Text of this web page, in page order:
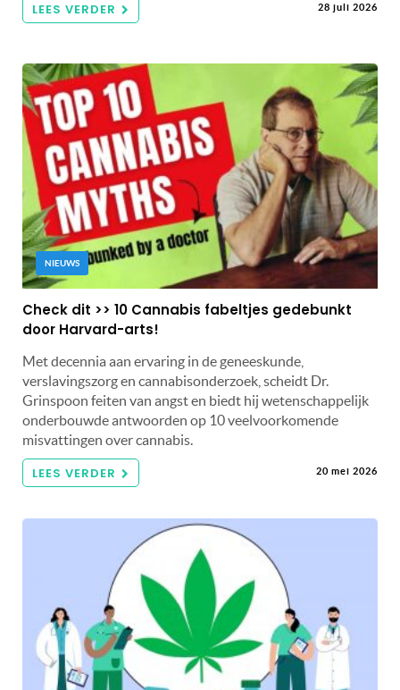
LEES VERDER 28 juli 2026
NIEUWS
Check dit >> 10 Cannabis fabeltjes gedebunkt
door Harvard-arts!
Met decennia aan ervaring in de geneeskunde,
verslavingszorg en cannabisonderzoek, scheidt Dr.
Grinspoon feiten van angst en biedt hij wetenschappelijk
onderbouwde antwoorden op 10 veelvoorkomende
misvattingen over cannabis.
LEES VERDER 20 mei 2026